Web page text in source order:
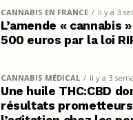
CANNABIS EN FRANCE il y a 3
L’amende « cannabis
500 euros par la loi
CANNABIS MÉDICAL il y a 3
Une huile THC:CBD
résultats